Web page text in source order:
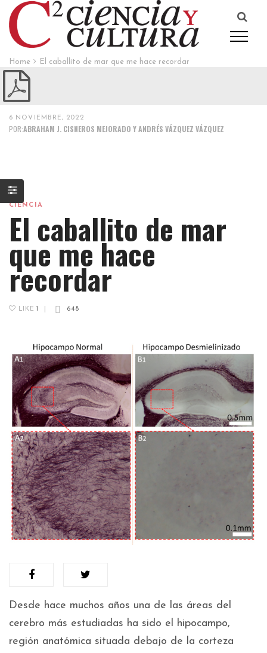
Home El caballito de mar que me hace recordar
6 NOVIEMBRE, 2022
POR:ABRAHAM J. CISNEROS MEJORADO Y ANDRÉS VÁZQUEZ VÁZQUEZ
CIENCIA
El caballito de mar
que me hace
recordar
LIKE 648
Desde hace muchos años una de las áreas del
cerebro más estudiadas ha sido el hipocampo,
región anatómica situada debajo de la corteza